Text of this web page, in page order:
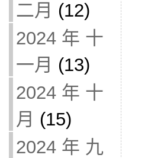
二月 (12)
2024 年 十
一月 (13)
2024 年 十
月 (15)
2024 年 九